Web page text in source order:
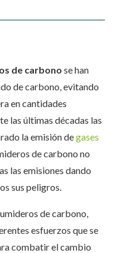
de carbono se han
de carbono, evitando
en cantidades
las últimas décadas las
la emisión degases
de carbono no
las emisiones dando
sus peligros.
de carbono,
esfuerzos que se
combatir el cambio